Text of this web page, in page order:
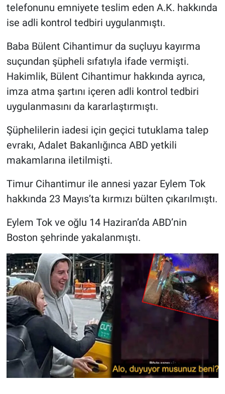
telefonunu emniyete teslim eden A.K. hakkında
ise adli kontrol tedbiri uygulanmıştı.
Baba Bülent Cihantimur da suçluyu kayırma
suçundan şüpheli sıfatıyla ifade vermişti.
Hakimlik, Bülent Cihantimur hakkında ayrıca,
imza atma şartını içeren adli kontrol tedbiri
uygulanmasını da kararlaştırmıştı.
Şüphelilerin iadesi için geçici tutuklama talep
evrakı, Adalet Bakanlığınca ABD yetkili
makamlarına iletilmişti.
Timur Cihantimur ile annesi yazar Eylem Tok
hakkında 23 Mayıs’ta kırmızı bülten çıkarılmıştı.
Eylem Tok ve oğlu 14 Haziran’da ABD’nin
Boston şehrinde yakalanmıştı.